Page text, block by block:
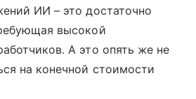
ИИ – это достаточно
высокой
А это опять же не
на конечной стоимости